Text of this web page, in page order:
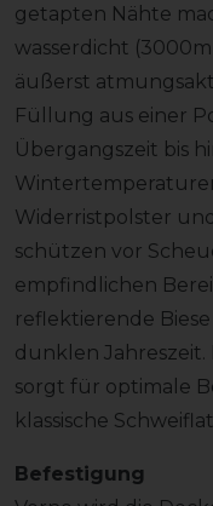
getapten Nähte
wasserdicht
äußerst
Füllung aus einer
Übergangszeit bis
Widerristpolster
schützen vor
empfindlichen
reflektierende
dunklen
sorgt für optimale
klassische
Befestigung